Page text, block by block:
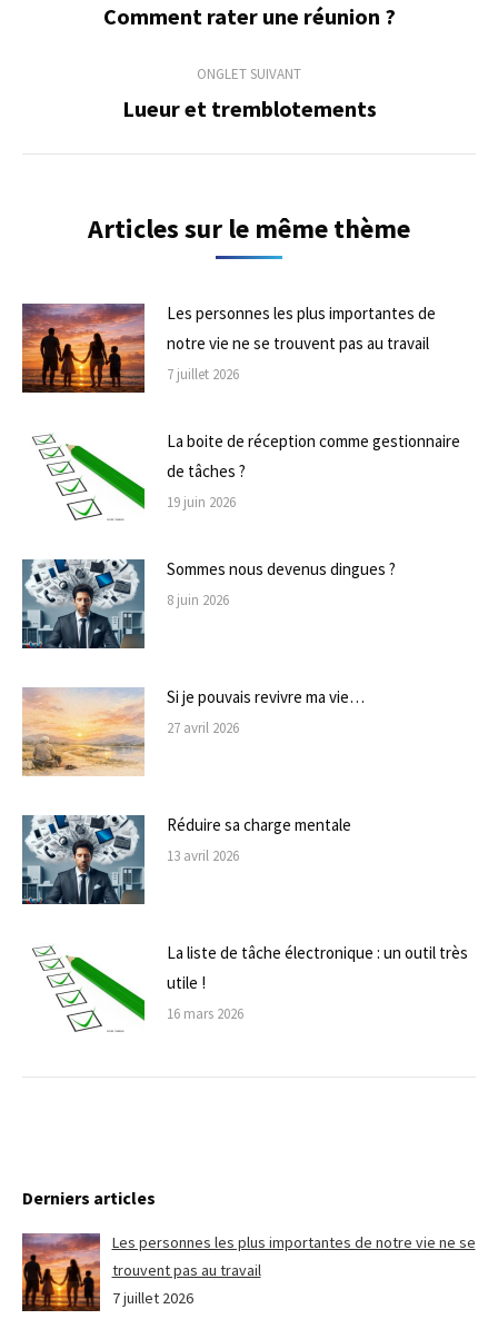
commentaire
Onglet
Comment rater une réunion ?
ONGLET SUIVANT
Onglet
Lueur et tremblotements
Articles sur le même thème
Les personnes les plus importantes de
notre vie ne se trouvent pas au travail
7 juillet 2026
La boite de réception comme gestionnaire
de tâches ?
19 juin 2026
Sommes nous devenus dingues ?
8 juin 2026
Si je pouvais revivre ma vie…
27 avril 2026
Réduire sa charge mentale
13 avril 2026
La liste de tâche électronique : un outil très
utile !
16 mars 2026
Derniers articles
Les personnes les plus importantes de notre vie ne se
trouvent pas au travail
7 juillet 2026